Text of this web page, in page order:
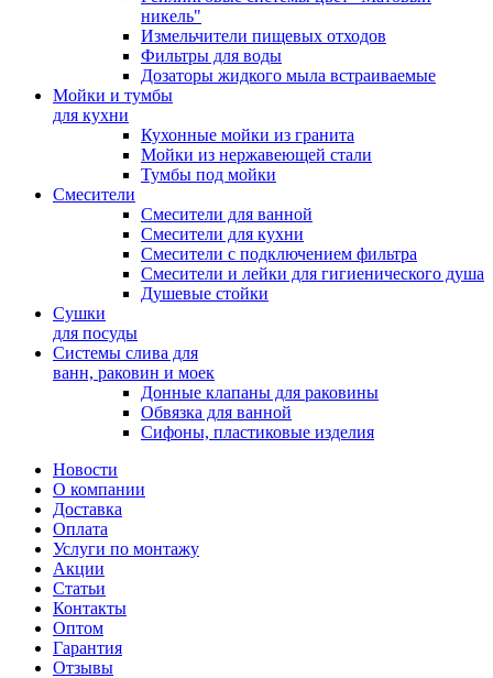
никель"
Измельчители пищевых отходов
Фильтры для воды
Дозаторы жидкого мыла встраиваемые
Мойки и тумбы
для кухни
Кухонные мойки из гранита
Мойки из нержавеющей стали
Тумбы под мойки
Смесители
Смесители для ванной
Смесители для кухни
Смесители с подключением фильтра
Cмесители и лейки для гигиенического душа
Душевые стойки
Сушки
для посуды
Системы слива для
ванн, раковин и моек
Донные клапаны для раковины
Обвязка для ванной
Сифоны, пластиковые изделия
Новости
О компании
Доставка
Оплата
Услуги по монтажу
Акции
Статьи
Контакты
Оптом
Гарантия
Отзывы